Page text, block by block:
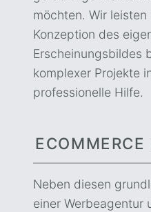
möchten. Wir
Konzeption des
Erscheinungsbildes
komplexer Projekte
professionelle Hilfe.
Neben diesen
einer Werbeagentur